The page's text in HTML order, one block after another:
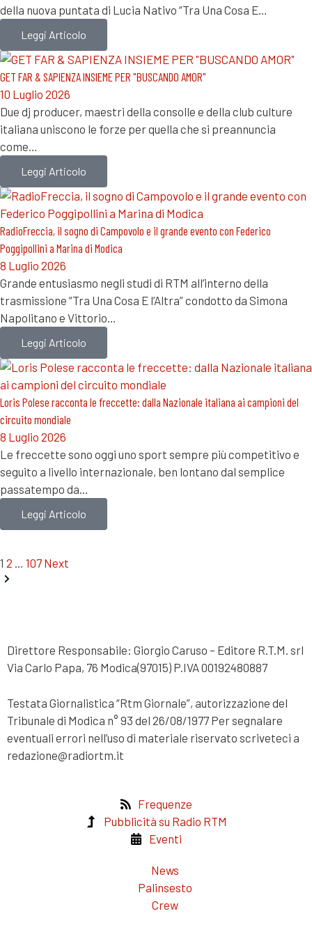
della nuova puntata di Lucia Nativo “Tra Una Cosa E…
Leggi Articolo
GET FAR & SAPIENZA INSIEME PER "BUSCANDO AMOR"
10 Luglio 2026
Due dj producer, maestri della consolle e della club culture
italiana uniscono le forze per quella che si preannuncia
come…
Leggi Articolo
RadioFreccia, il sogno di Campovolo e il grande evento con Federico
Poggipollini a Marina di Modica
8 Luglio 2026
Grande entusiasmo negli studi di RTM all’interno della
trasmissione “Tra Una Cosa E l’Altra” condotto da Simona
Napolitano e Vittorio…
Leggi Articolo
Loris Polese racconta le freccette: dalla Nazionale italiana ai campioni del
circuito mondiale
8 Luglio 2026
Le freccette sono oggi uno sport sempre più competitivo e
seguito a livello internazionale, ben lontano dal semplice
passatempo da…
Leggi Articolo
1 2 … 107 Next
Direttore Responsabile: Giorgio Caruso – Editore R.T.M. srl
Via Carlo Papa, 76 Modica(97015) P.IVA 00192480887
Testata Giornalistica “Rtm Giornale”, autorizzazione del
Tribunale di Modica n° 93 del 26/08/1977 Per segnalare
eventuali errori nell’uso di materiale riservato scriveteci a
redazione@radiortm.it
Frequenze
Pubblicità su Radio RTM
Eventi
News
Palinsesto
Crew